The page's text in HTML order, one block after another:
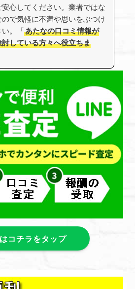
安心してください。業者ではな
ので気軽に不満や思いをぶつけ
い。「あたなの口コミ情報が
討している方々へ役立ちま
コチラをタップ